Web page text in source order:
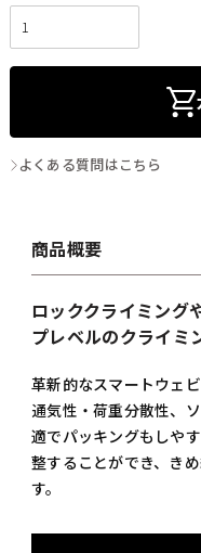
よくある質問はこちら
商品概要
ロッククライミング
プレベルのクライミ
革新的なスマートウェ
通気性・荷重分散性、
適でパッキングもしや
整することができ、き
す。